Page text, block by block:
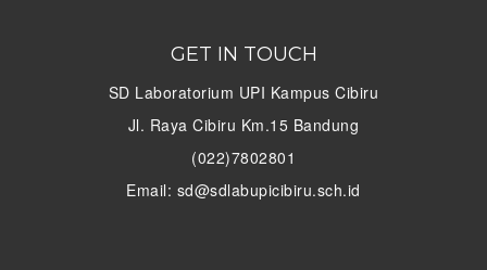
GET IN TOUCH
SD Laboratorium UPI Kampus Cibiru
Jl. Raya Cibiru Km.15 Bandung
(022)7802801
Email: sd@sdlabupicibiru.sch.id